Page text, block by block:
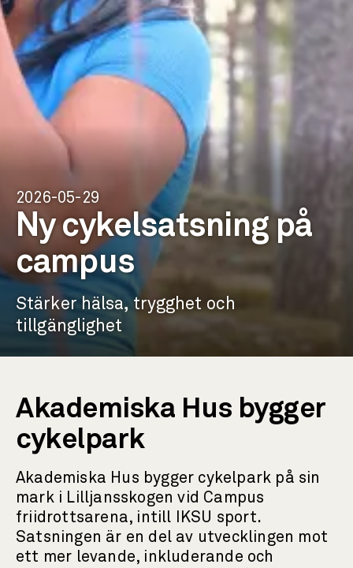
2026-05-29
Ny cykelsatsning på
campus
Stärker hälsa, trygghet och
tillgänglighet
Akademiska Hus bygger
cykelpark
Akademiska Hus bygger cykelpark på sin
mark i Lilljansskogen vid Campus
friidrottsarena, intill IKSU sport.
Satsningen är en del av utvecklingen mot
ett mer levande, inkluderande och